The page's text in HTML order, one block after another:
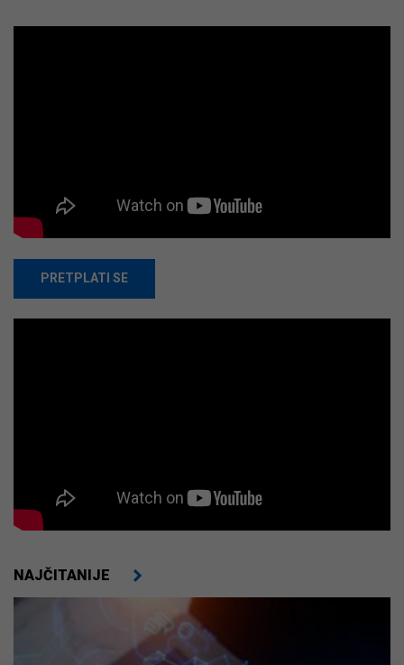
PRETPLATI SE
NAJČITANIJE